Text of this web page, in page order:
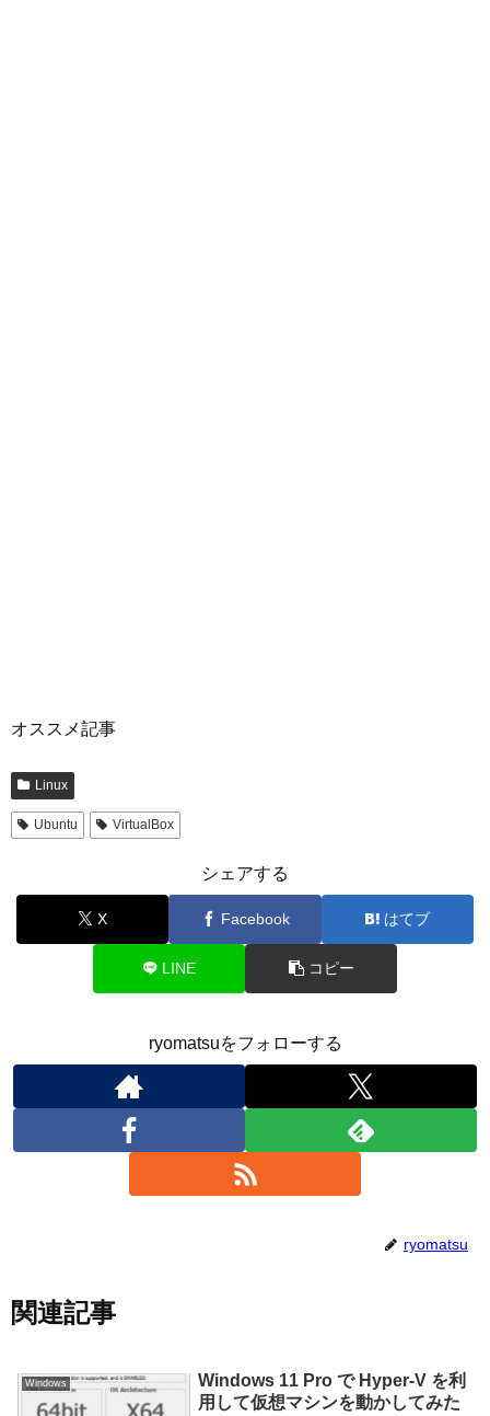
オススメ記事
Linux
Ubuntu VirtualBox
シェアする
X Facebook はてブ
LINE コピー
ryomatsuをフォローする
ryomatsu
関連記事
Windows
Windows 11 Pro で Hyper-V を利
用して仮想マシンを動かしてみた